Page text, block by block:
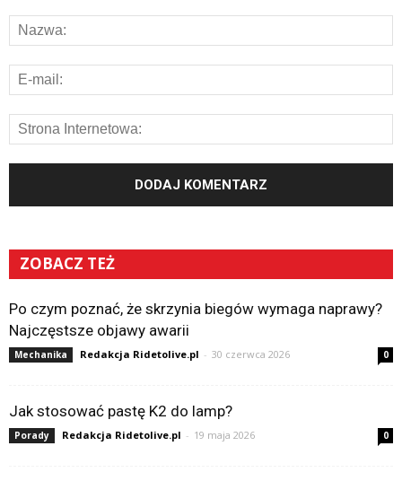
ZOBACZ TEŻ
Po czym poznać, że skrzynia biegów wymaga naprawy?
Najczęstsze objawy awarii
Mechanika Redakcja Ridetolive.pl - 30 czerwca 2026 0
Jak stosować pastę K2 do lamp?
Porady Redakcja Ridetolive.pl - 19 maja 2026 0